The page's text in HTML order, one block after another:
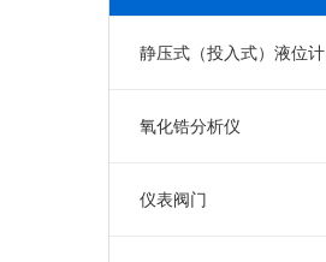
静压式（投入式）液位计
氧化锆分析仪
仪表阀门